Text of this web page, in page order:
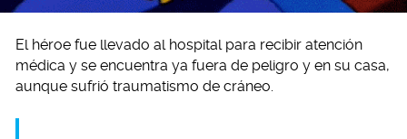
El héroe fue llevado al hospital para recibir atención
médica y se encuentra ya fuera de peligro y en su casa,
aunque sufrió traumatismo de cráneo.